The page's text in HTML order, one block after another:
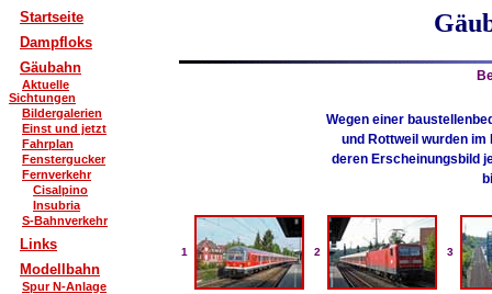
Startseite
Dampfloks
Gäubahn
Aktuelle
Sichtungen
Bildergalerien
Einst und jetzt
Fahrplan
Fenstergucker
Fernverkehr
Cisalpino
Insubria
S-Bahnverkehr
Links
Modellbahn
Spur N-Anlage
Wegen einer
und Rottweil wurden
deren Erscheinungsbild
1 2 3